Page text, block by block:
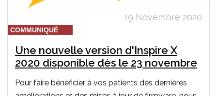
19 Novembre 2020
COMMUNIQUÉ
Une nouvelle version d'Inspire X
2020 disponible dès le 23 novembre
Pour faire bénéficier à vos patients des dernières